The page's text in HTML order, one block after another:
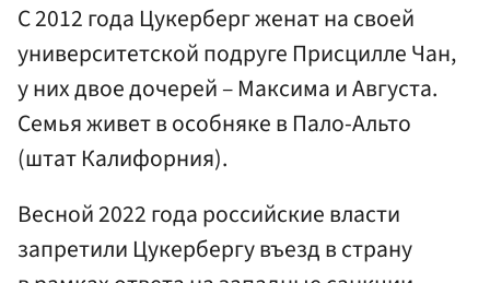
С 2012 года Цукерберг женат на своей
университетской подруге Присцилле Чан,
у них двое дочерей – Максима и Августа.
Семья живет в особняке в Пало-Альто
(штат Калифорния).
Весной 2022 года российские власти
запретили Цукербергу въезд в страну